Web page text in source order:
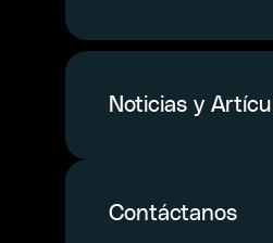
Noticias y
Contáctanos